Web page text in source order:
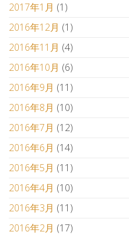
2017年1月 (1)
2016年12月 (1)
2016年11月 (4)
2016年10月 (6)
2016年9月 (11)
2016年8月 (10)
2016年7月 (12)
2016年6月 (14)
2016年5月 (11)
2016年4月 (10)
2016年3月 (11)
2016年2月 (17)